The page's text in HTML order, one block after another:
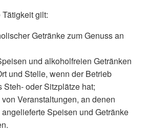
gilt:
Getränke zum Genuss an
und alkoholfreien Getränken
und Stelle, wenn der Betrieb
oder Sitzplätze hat;
Veranstaltungen, an denen
Speisen und Getränke